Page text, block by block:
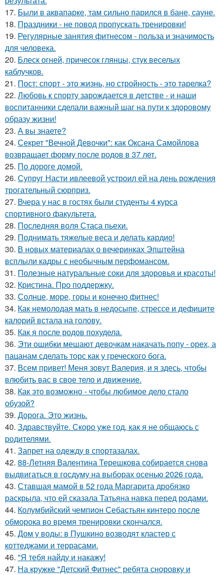
17. Были в аквапарке, там сильно парился в бане, сауне.
18. Праздники - не повод пропускать тренировки!
19. Регулярные занятия фитнесом - польза и значимость
для человека.
20. Блеск огней, причесок глянцы, стук веселых
каблучков.
21. Пост: спорт - это жизнь, но стройность - это тарелка?
22. Любовь к спорту зарождается в детстве - и наши
воспитанники сделали важный шаг на пути к здоровому
образу жизни!
23. А вы знаете?
24. Секрет "Вечной Девочки": как Оксана Самойлова
возвращает форму после родов в 37 лет.
25. По дороге домой.
26. Супруг Насти ивлеевой устроил ей на день рождения
трогательный сюрприз.
27. Вчера у нас в гостях были студенты 4 курса
спортивного факультета.
28. Последняя воля Стаса пьехи.
29. Поднимать тяжелые веса и делать кардио!
30. В новых материалах о вечеринках Эпштейна
всплыли кадры с необычным перфомансом.
31. Полезные натуральные соки для здоровья и красоты!
32. Кристина. Про поддержку.
33. Солнце, море, горы и конечно фитнес!
34. Как немолодая мать в недосыпе, стрессе и дефиците
калорий встала на голову.
35. Как я после родов похудела.
36. Эти ошибки мешают девочкам накачать попу - орех, а
пацанам сделать торс как у греческого бога.
37. Всем привет! Меня зовут Валерия, и я здесь, чтобы
влюбить вас в свое тело и движение.
38. Как это возможно - чтобы любимое дело стало
обузой?
39. Дорога. Это жизнь.
40. Здравствуйте. Скоро уже год, как я не общаюсь с
родителями.
41. Запрет на одежду в спортазалах.
42. 88-Летняя Валентина Терешкова собирается снова
выдвигаться в госдуму на выборах осенью 2026 года.
43. Ставшая мамой в 52 года Маргарита дробязко
раскрыла, что ей сказала Татьяна навка перед родами.
44. Колумбийский чемпион Себастьян кинтеро после
обморока во время тренировки скончался.
45. Дом у воды: в Пушкино возводят кластер с
коттеджами и террасами.
46. "Я тебя найду и накажу!
47. На кружке "Детский Фитнес" ребята сноровку и